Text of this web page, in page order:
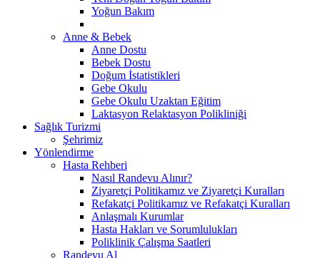
Yoğun Bakım
Anne & Bebek
Anne Dostu
Bebek Dostu
Doğum İstatistikleri
Gebe Okulu
Gebe Okulu Uzaktan Eğitim
Laktasyon Relaktasyon Polikliniği
Sağlık Turizmi
Şehrimiz
Yönlendirme
Hasta Rehberi
Nasıl Randevu Alınır?
Ziyaretçi Politikamız ve Ziyaretçi Kuralları
Refakatçi Politikamız ve Refakatçi Kuralları
Anlaşmalı Kurumlar
Hasta Hakları ve Sorumlulukları
Poliklinik Çalışma Saatleri
Randevu Al